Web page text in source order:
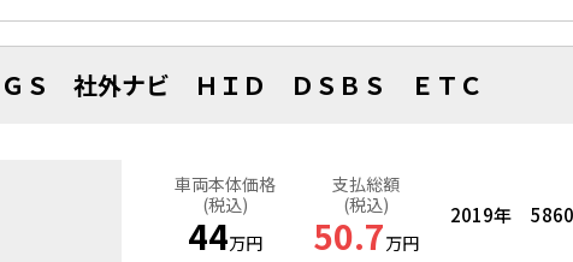
Ｓ 社外ナビ ＨＩＤ ＤＳＢＳ ＥＴＣ
車両本体価格
(税込)
44万円
支払総額
(税込)
50.7万円
2019年